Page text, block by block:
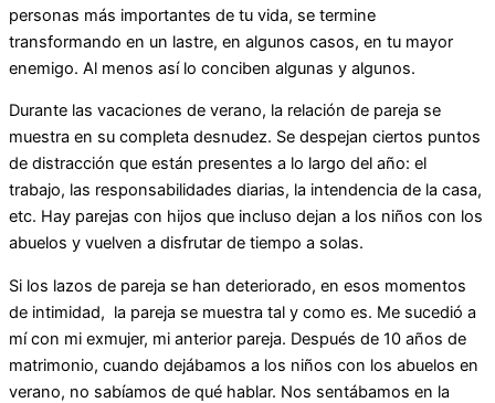
personas más importantes de tu vida, se termine
transformando en un lastre, en algunos casos, en tu mayor
enemigo. Al menos así lo conciben algunas y algunos.
Durante las vacaciones de verano, la relación de pareja se
muestra en su completa desnudez. Se despejan ciertos puntos
de distracción que están presentes a lo largo del año: el
trabajo, las responsabilidades diarias, la intendencia de la casa,
etc. Hay parejas con hijos que incluso dejan a los niños con los
abuelos y vuelven a disfrutar de tiempo a solas.
Si los lazos de pareja se han deteriorado, en esos momentos
de intimidad, la pareja se muestra tal y como es. Me sucedió a
mí con mi exmujer, mi anterior pareja. Después de 10 años de
matrimonio, cuando dejábamos a los niños con los abuelos en
verano, no sabíamos de qué hablar. Nos sentábamos en la